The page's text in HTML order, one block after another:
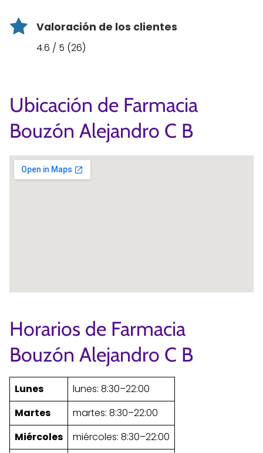
Valoración de los clientes
4.6 / 5 (26)
Ubicación de Farmacia
Bouzón Alejandro C B
Horarios de Farmacia
Bouzón Alejandro C B
Lunes
lunes: 8:30–22:00
Martes
martes: 8:30–22:00
Miércoles
miércoles: 8:30–22:00